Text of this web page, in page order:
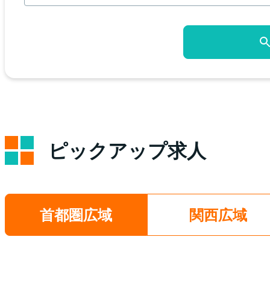
ピックアップ求人
首都圏広域 関西広域